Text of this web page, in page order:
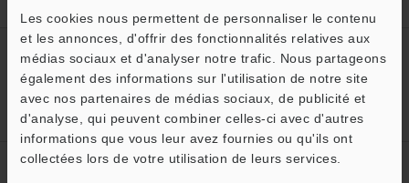
Les cookies nous permettent de personnaliser le contenu
et les annonces, d'offrir des fonctionnalités relatives aux
médias sociaux et d'analyser notre trafic. Nous partageons
également des informations sur l'utilisation de notre site
avec nos partenaires de médias sociaux, de publicité et
d'analyse, qui peuvent combiner celles-ci avec d'autres
informations que vous leur avez fournies ou qu'ils ont
collectées lors de votre utilisation de leurs services.
Créez votre compte KEYENCE